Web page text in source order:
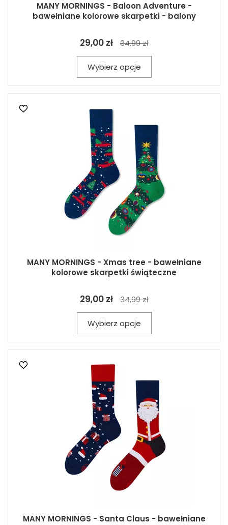
MANY MORNINGS - Baloon Adventure -
bawełniane kolorowe skarpetki - balony
29,00 zł 34,99 zł
Wybierz opcje
MANY MORNINGS - Xmas tree - bawełniane
kolorowe skarpetki świąteczne
29,00 zł 34,99 zł
Wybierz opcje
MANY MORNINGS - Santa Claus - bawełniane